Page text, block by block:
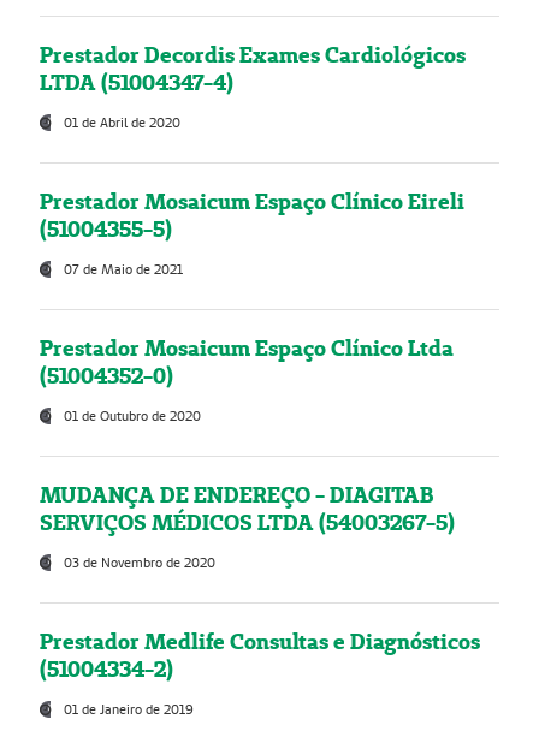
Prestador Decordis Exames Cardiológicos
LTDA (51004347-4)
01 de Abril de 2020
Prestador Mosaicum Espaço Clínico Eireli
(51004355-5)
07 de Maio de 2021
Prestador Mosaicum Espaço Clínico Ltda
(51004352-0)
01 de Outubro de 2020
MUDANÇA DE ENDEREÇO - DIAGITAB
SERVIÇOS MÉDICOS LTDA (54003267-5)
03 de Novembro de 2020
Prestador Medlife Consultas e Diagnósticos
(51004334-2)
01 de Janeiro de 2019